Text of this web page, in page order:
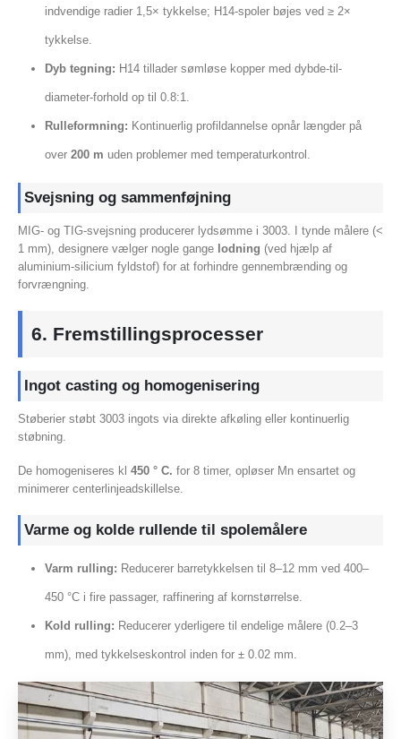
indvendige radier 1,5× tykkelse; H14-spoler bøjes ved ≥ 2×
tykkelse.
Dyb tegning: H14 tillader sømløse kopper med dybde-til-
diameter-forhold op til 0.8:1.
Rulleformning: Kontinuerlig profildannelse opnår længder på
over 200 m uden problemer med temperaturkontrol.
Svejsning og sammenføjning
MIG- og TIG-svejsning producerer lydsømme i 3003. I tynde målere (<
1 mm), designere vælger nogle gange lodning (ved hjælp af
aluminium-silicium fyldstof) for at forhindre gennembrænding og
forvrængning.
6. Fremstillingsprocesser
Ingot casting og homogenisering
Støberier støbt 3003 ingots via direkte afkøling eller kontinuerlig
støbning.
De homogeniseres kl 450 ° C. for 8 timer, opløser Mn ensartet og
minimerer centerlinjeadskillelse.
Varme og kolde rullende til spolemålere
Varm rulling: Reducerer barretykkelsen til 8–12 mm ved 400–
450 °C i fire passager, raffinering af kornstørrelse.
Kold rulling: Reducerer yderligere til endelige målere (0.2–3
mm), med tykkelseskontrol inden for ± 0.02 mm.